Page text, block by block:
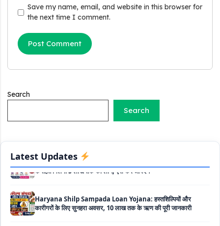
Save my name, email, and website in this browser for
the next time I comment.
Search
Search
Latest Updates
Griha Sugam Yojana Apply Online: घर बनाने के लिए LIC से ले
सकते है 8 लाख तक का लोन, मिलती है 40 प्रतिशत सब्सिडी
PM SVANidhi Scheme Apply Online: छोटे दुकानदारों को इस
स्कीम के तहत मिलता है ₹50,000 का लोन, कम ब्याज के साथ मिलती है 15%
होता कोई ब्याज
Haryana Shilp Sampada Loan Yojana: हस्तशिल्पियों और
कारीगरों के लिए सुनहरा अवसर, 10 लाख तक के ऋण की पूरी जानकारी
Mukhyamantri Yuva Udyami Loan Yojana: इस सरकारी
योजना से मार्कशीट पर ले सकते है दस लाख तक का लोन, यहाँ से चेक करे